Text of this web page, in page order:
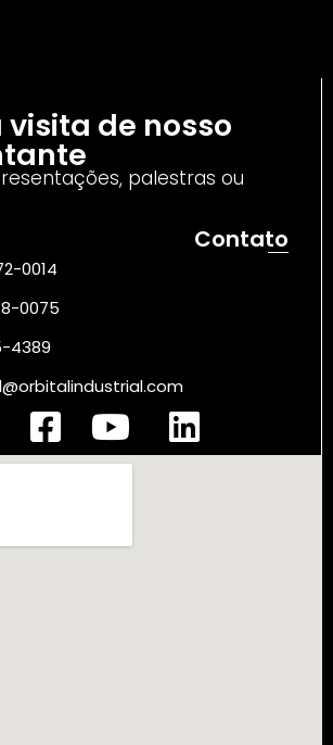
visita de nosso
palestras ou
Contato
0014
0075
4389